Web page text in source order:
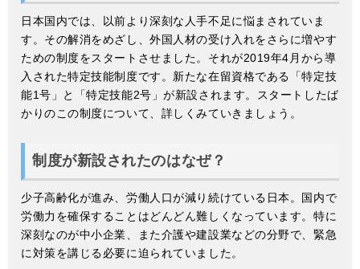
日本国内では、以前より深刻な人手不足に悩まされていま
す。その解消をめざし、外国人材の受け入れをさらに増やす
ための制度をスタートさせました。それが2019年4月から導
入された特定技能制度です。新たな在留資格である「特定技
能1号」と「特定技能2号」が新設されます。スタートしたば
かりのこの制度について、詳しくみていきましょう。
制度が新設されたのはなぜ？
少子高齢化が進み、労働人口が減り続けている日本。国内で
労働力を確保することはどんどん難しくなっています。特に
深刻なのが中小企業、また介護や建設業などの分野で、緊急
に対策を講じる必要に迫られていました。